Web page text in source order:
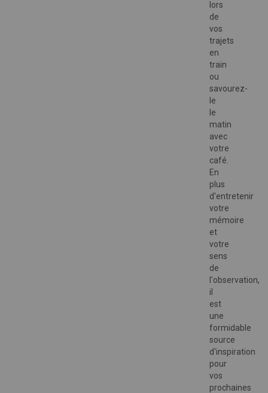
lors
de
vos
trajets
en
train
ou
savourez-
le
le
matin
avec
votre
café.
En
plus
d'entretenir
votre
mémoire
et
votre
sens
de
l'observation,
il
est
une
formidable
source
d'inspiration
pour
vos
prochaines